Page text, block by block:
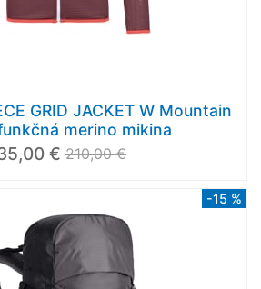
GRID JACKET W Mountain
merino mikina
€ 210,00 €
-15 %